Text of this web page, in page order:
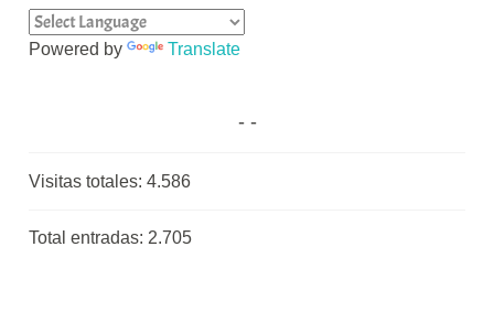
Powered by Translate
Visitas totales:4.586
Total entradas:2.705